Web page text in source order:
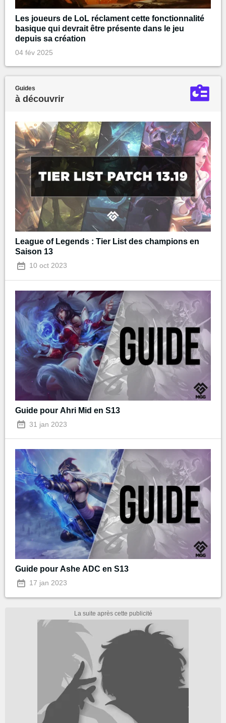
Les joueurs de LoL réclament cette fonctionnalité
basique qui devrait être présente dans le jeu
depuis sa création
04 fév 2025
Guides
à découvrir
League of Legends : Tier List des champions en
Saison 13
10 oct 2023
Guide pour Ahri Mid en S13
31 jan 2023
Guide pour Ashe ADC en S13
17 jan 2023